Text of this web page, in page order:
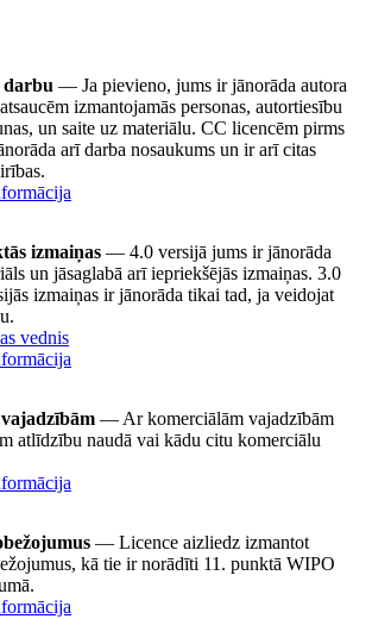
darbu — Ja pievieno, jums ir jānorāda autora
izmantojamās personas, autortiesību
un saite uz materiālu. CC licencēm pirms
arī darba nosaukums un ir arī citas
izmaiņas — 4.0 versijā jums ir jānorāda
un jāsaglabā arī iepriekšējās izmaiņas. 3.0
izmaiņas ir jānorāda tikai tad, ja veidojat
vednis
— Ar komerciālām vajadzībām
atlīdzību naudā vai kādu citu komerciālu
— Licence aizliedz izmantot
kā tie ir norādīti 11. punktā WIPO